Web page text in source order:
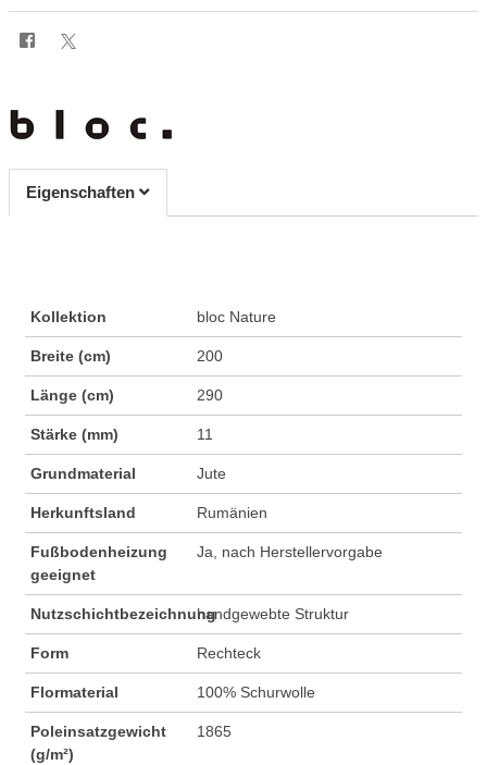
Eigenschaften
Kollektion bloc Nature
Breite (cm) 200
Länge (cm) 290
Stärke (mm) 11
Grundmaterial Jute
Herkunftsland Rumänien
Fußbodenheizung
geeignet
Ja, nach Herstellervorgabe
Nutzschichtbezeichnunghandgewebte Struktur
Form Rechteck
Flormaterial 100% Schurwolle
Poleinsatzgewicht
(g/m²)
1865